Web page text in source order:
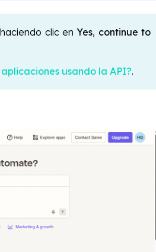
clic enYes, continue to
usando la API?.